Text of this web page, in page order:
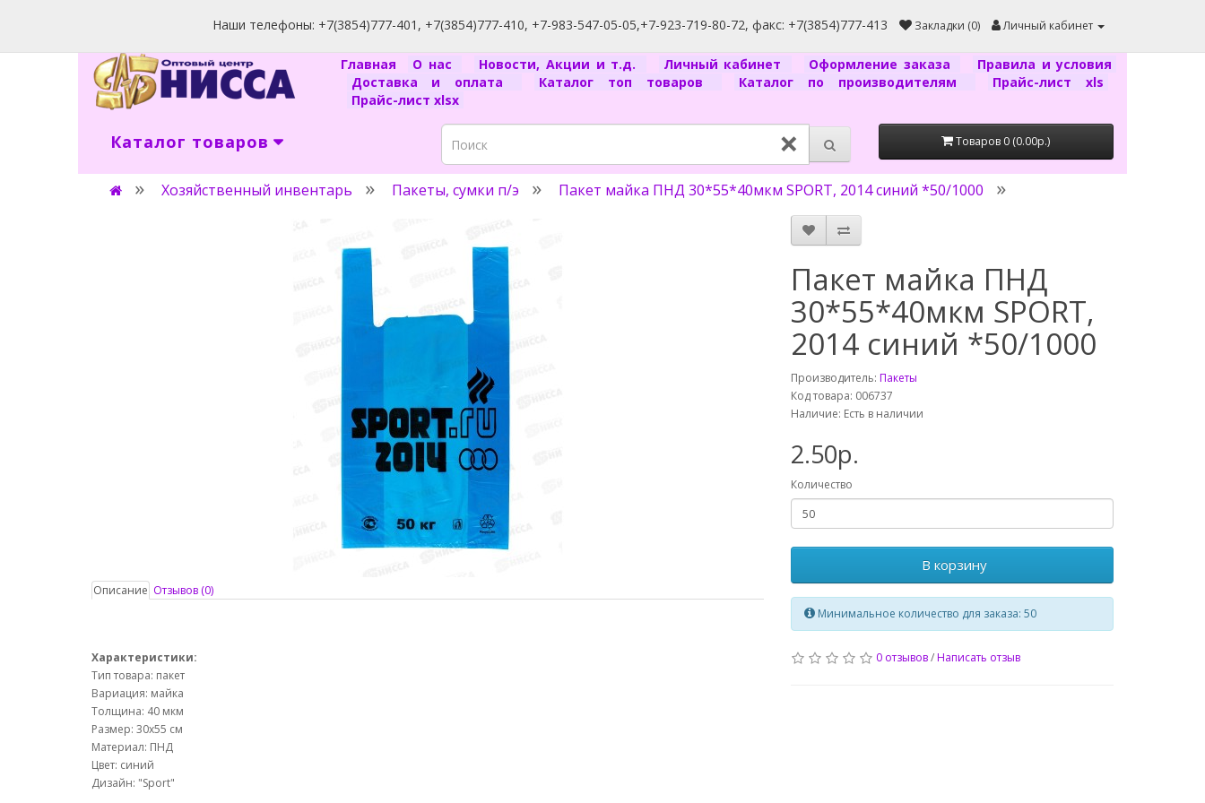
Наши телефоны: +7(3854)777-401, +7(3854)777-410, +7-983-547-05-05,+7-923-719-80-72, факс: +7(3854)777-413 Закладки (0) Личный кабинет
Главная О нас Новости, Акции и т.д. Личный кабинет Оформление заказа
Правила и условия
Доставка и оплата
Каталог топ товаров Каталог по производителям
Прайс-лист xls
Прайс-лист xlsx
Каталог товаров × Товаров 0 (0.00р.)
Хозяйственный инвентарь Пакеты, сумки п/э Пакет майка ПНД 30*55*40мкм SPORT, 2014 синий *50/1000
Описание Отзывов (0)
Характеристики:
Тип товара: пакет
Вариация: майка
Толщина: 40 мкм
Размер: 30х55 см
Материал: ПНД
Цвет: синий
Дизайн: "Sport"
Пакет майка ПНД
30*55*40мкм SPORT,
2014 синий *50/1000
Производитель: Пакеты
Код товара: 006737
Наличие: Есть в наличии
2.50р.
Количество
В корзину
Минимальное количество для заказа: 50
0 отзывов/Написать отзыв